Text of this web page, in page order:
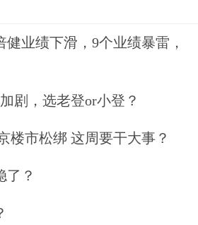
多少钱？某机构发布
中国家族财富榜”显示，
的第4位。
业绩下滑，9个业绩暴雷，
剧，选老登or小登？
楼市松绑 这周要干大事？
了？